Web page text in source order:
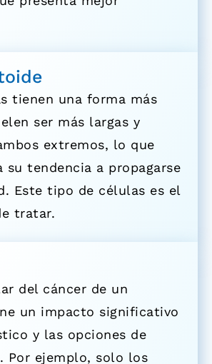
tienen una forma más
ser más largas y
extremos, lo que
su tendencia a propagarse
Este tipo de células es el
tratar.
del cáncer de un
un impacto significativo
y las opciones de
Por ejemplo, solo los